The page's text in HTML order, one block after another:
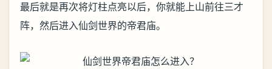
最后就是再次将灯柱点亮以后，你就能上山前往三才
阵，然后进入仙剑世界的帝君庙。